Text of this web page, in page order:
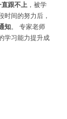
跟不上 ，被学
时间的努力后，
知。 专家老师
学习能力提升成